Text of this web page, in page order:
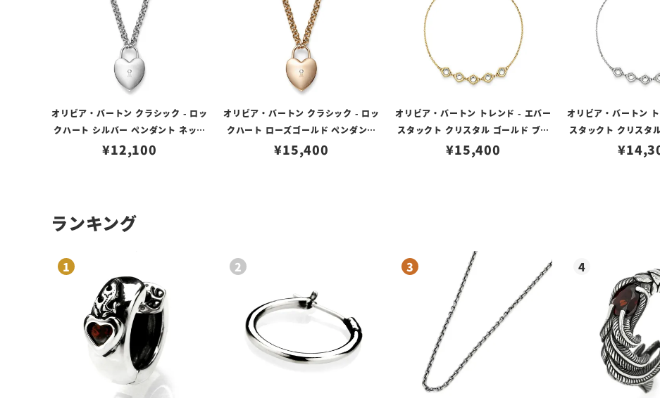
オリビア・バートン クラシック - ロッ
クハート シルバー ペンダント ネック
レス
¥12,100
オリビア・バートン クラシック - ロッ
クハート ローズゴールド ペンダント
ネックレス
¥15,400
オリビア・バートン トレンド - エバー
スタックト クリスタル ゴールド ブレ
スレット
¥15,400
オリビア・バートン
スタックト クリスタ
スレッ
¥
ランキング